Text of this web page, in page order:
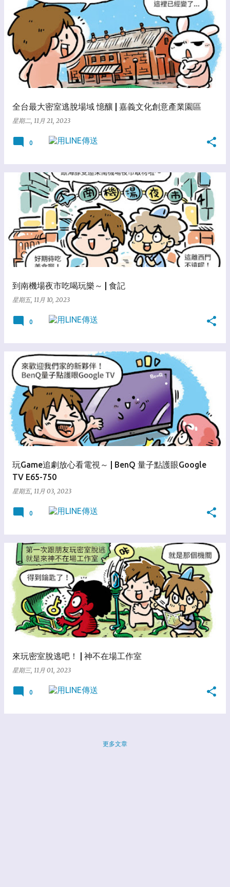
全台最大密室逃脫場域 憶釀 | 嘉義文化創意產業園區
星期二, 11月 21, 2023
0
到南機場夜市吃喝玩樂～ | 食記
星期五, 11月 10, 2023
0
玩Game追劇放心看電視～ | BenQ 量子點護眼Google
TV E65-750
星期五, 11月 03, 2023
0
來玩密室脫逃吧！ | 神不在場工作室
星期三, 11月 01, 2023
0
更多文章